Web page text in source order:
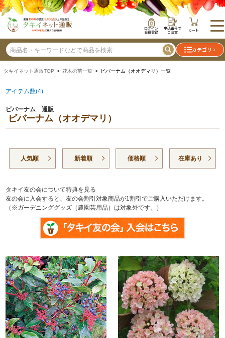
ログイン
会員登録
申込番号で
ご注文 カート
カテゴリ
タキイネット通販TOP > 花木の苗一覧 > ビバーナム（オオデマリ）一覧
アイテム数(4)
ビバーナム 通販
ビバーナム（オオデマリ）
人気順 新着順 価格順 在庫あり
タキイ友の会について特典を見る
友の会に入会すると、友の会割引対象商品が1割引でご購入いただけます。
（※ガーデニンググッズ（農園芸用品）は対象外です。）